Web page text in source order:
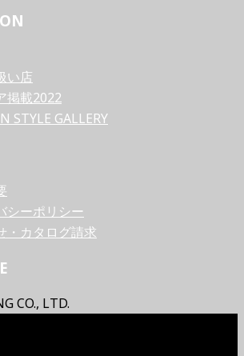
い店
掲載2022
STYLE GALLERY
シーポリシー
・カタログ請求
CO., LTD.